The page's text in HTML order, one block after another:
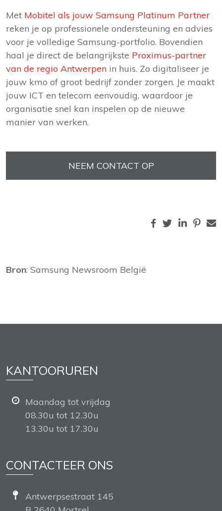
Met Mobitel als jouw Samsung Platinum Partner
reken je op professionele ondersteuning en advies
voor je volledige Samsung-portfolio. Bovendien
haal je direct de belangrijkste Proximus-partner
van de regio Antwerpen in huis. Zo digitaliseer je
jouw kmo of groot bedrijf zonder zorgen. Je maakt
jouw ICT en telecom eenvoudig, waardoor je
organisatie snel kan inspelen op de nieuwe
manier van werken.
NEEM CONTACT OP
Bron: Samsung Newsroom België
KANTOORUREN
Maandag tot vrijdag
08.30u tot 12.30u
13.30u tot 17.30u
CONTACTEER ONS
Antwerpsestraat 145